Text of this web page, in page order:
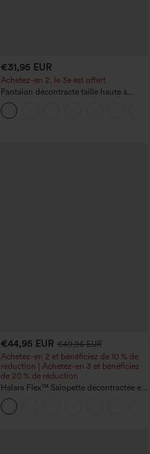
€31,95 EUR
Achetez-en 2, le 3e est offert
Pantalon décontracté taille haute à
cordon, coupe large en mélange de lin,
avec poches
+1
€44,95 EUR €49,95 EUR
Achetez-en 2 et bénéficiez de 10 % de
réduction | Achetez-en 3 et bénéficiez
de 20 % de réduction
Halara Flex™ Salopette décontractée en
denim lavé à encolure en V avec poche